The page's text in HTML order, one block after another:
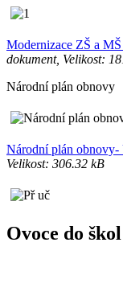
Modernizace ZŠ a
dokument, Velikost:
Národní plán obnovy
Národní plán obnovy-
Velikost: 306.32 kB
Ovoce do škol